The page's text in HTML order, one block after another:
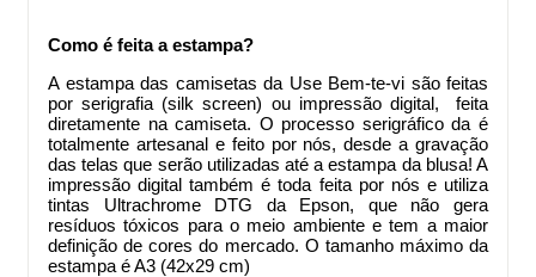
Como é feita a estampa?
A estampa das camisetas da Use Bem-te-vi são feitas
por serigrafia (silk screen) ou impressão digital, feita
diretamente na camiseta. O processo serigráfico da é
totalmente artesanal e feito por nós, desde a gravação
das telas que serão utilizadas até a estampa da blusa! A
impressão digital também é toda feita por nós e utiliza
tintas Ultrachrome DTG da Epson, que não gera
resíduos tóxicos para o meio ambiente e tem a maior
definição de cores do mercado. O tamanho máximo da
estampa é A3 (42x29 cm)